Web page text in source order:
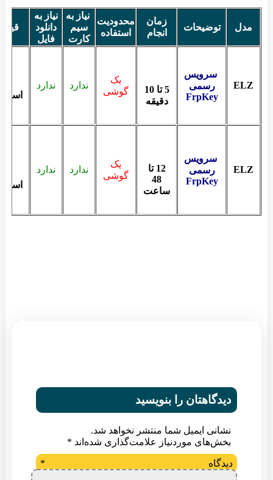
مدل توضیحات
زمان
انجام
محدودیت
استفاده
نیاز به
سیم
کارت
نیاز به
دانلود
فایل
ELZ
سرویس
رسمی
FrpKey
5 تا 10
دقیقه
یک
گوشی
ندارد
ندارد
ELZ
سرویس
رسمی
FrpKey
12 تا
48
ساعت
یک
گوشی
ندارد
ندارد
دیدگاهتان را بنویسید
نشانی ایمیل شما منتشر نخواهد شد.
بخش‌های موردنیاز علامت‌گذاری شده‌اند *
دیدگاه *